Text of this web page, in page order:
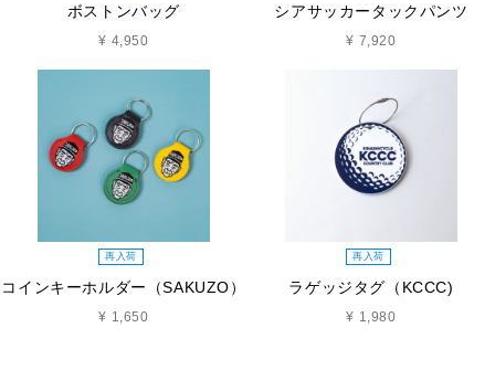
ボストンバッグ
¥ 4,950
シアサッカータックパンツ
¥ 7,920
再入荷
コインキーホルダー（SAKUZO）
¥ 1,650
再入荷
ラゲッジタグ（KCCC)
¥ 1,980